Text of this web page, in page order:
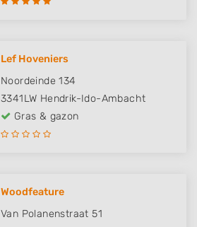
Lef Hoveniers
Noordeinde 134
3341LW Hendrik-Ido-Ambacht
Gras & gazon
Woodfeature
Van Polanenstraat 51